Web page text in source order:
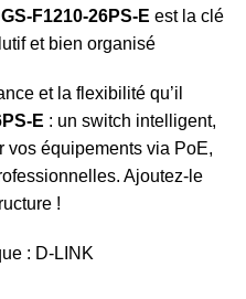
F1210-26PS-E est la clé
et bien organisé
et la flexibilité qu’il
E : un switch intelligent,
vos équipements via PoE,
Ajoutez-le
!
: D-LINK